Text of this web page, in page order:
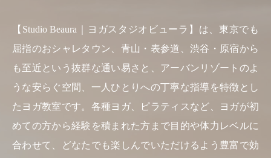
【Studio Beaura｜ヨガスタジオビューラ】は、東京でも
屈指のおシャレタウン、青山・表参道、渋谷・原宿から
も至近という抜群な通い易さと、アーバンリゾートのよ
うな安らぐ空間、一人ひとりへの丁寧な指導を特徴とし
たヨガ教室です。各種ヨガ、ピラティスなど、ヨガが初
めての方から経験を積まれた方まで目的や体力レベルに
合わせて、どなたでも楽しんでいただけるよう豊富で効